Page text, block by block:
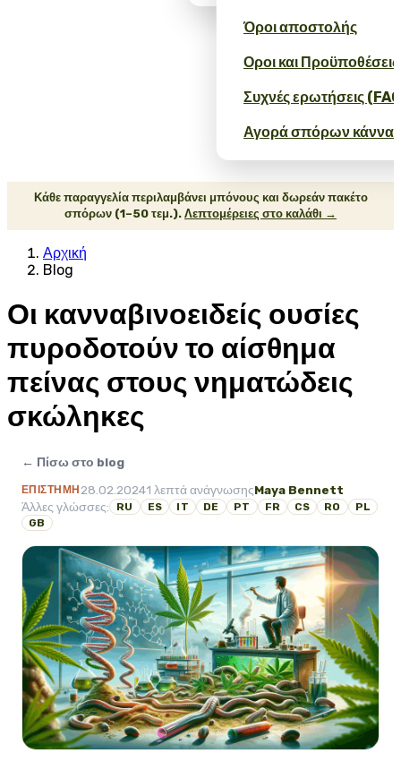
Όροι αποστολής
Οροι και Προϋποθέσεις
Συχνές ερωτήσεις
Αγορά σπόρων
Κάθε παραγγελία περιλαμβάνει μπόνους και δωρεάν πακέτο
σπόρων (1–50 τεμ.). Λεπτομέρειες στο καλάθι →
Αρχική
Blog
Οι κανναβινοειδείς ουσίες
πυροδοτούν το αίσθημα
πείνας στους νηματώδεις
σκώληκες
← Πίσω στο blog
ΕΠΙΣΤΉΜΗ 28.02.20241 λεπτά ανάγνωσηςMaya Bennett
Άλλες γλώσσες:
RU ES IT DE PT FR CS RO
PL
GB